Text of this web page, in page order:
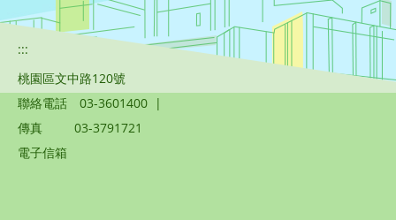
:::
桃園區文中路120號
聯絡電話
03-3601400 |
傳真
03-3791721
電子信箱